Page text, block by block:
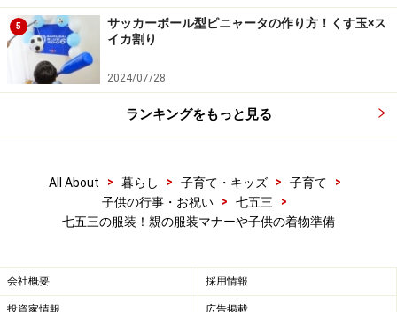
仙台平の派手な稿柄
畳表の草履。最近は、のし模様など華やかな色柄を
選ぶ場合も
白い扇子、守り刀を身につけます
履きなれない草履やぽっくりなどは、あらかじめ履き慣
ても苦痛で疲れてしまいます。
5
サッカーボール型ピニャータの作り方！くす玉×ス
イカ割り
2024/07/28
ランキングをもっと見る
All About > 暮らし > 子育て・キッズ > 子育て
>
子供の行事・お祝い
> 七五三
>
七五三の服装！親の服装マナーや子供の着物準備
会社概要 採用情報
投資家情報 広告掲載